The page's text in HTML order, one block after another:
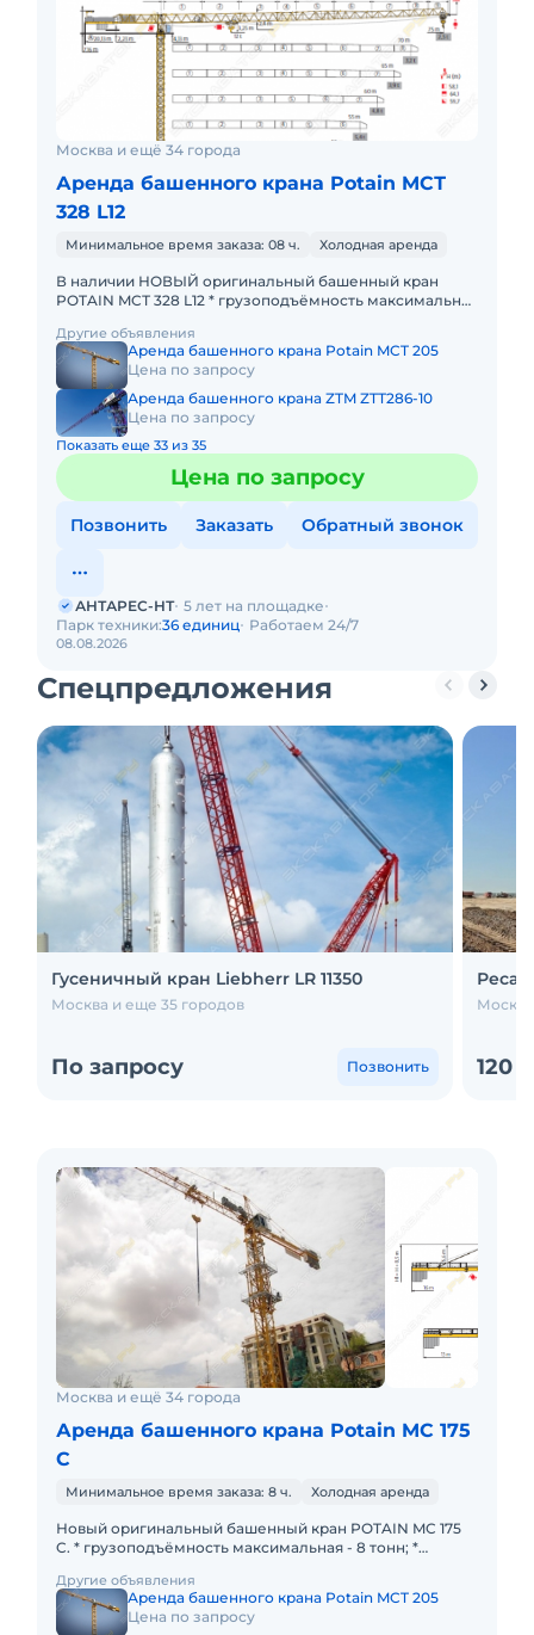
Москва и ещё 34 города
Аренда башенного крана Potain MCТ
328 L12
Минимальное время заказа: 08 ч. Холодная аренда
В наличии НОВЫЙ оригинальный башенный кран
POTAIN MCТ 328 L12 * грузоподъёмность максимальная
грузоподъ
Другие объявления
Аренда башенного крана Potain MCT 205
Цена по запросу
Аренда башенного крана ZTM ZTT286-10
Цена по запросу
Показать еще 33 из 35
Цена по запросу
Позвонить Заказать Обратный звонок
08.08.2026
АНТАРЕС-НТ 5 лет на площадке
Парк техники:36 единиц Работаем 24/7
Спецпредложения
Гусеничный кран Liebherr LR 11350
Москва и еще 35 городов
По запросу Позвонить 120
Москва и ещё 34 города
Аренда башенного крана Potain MC 175
С
Минимальное время заказа: 8 ч. Холодная аренда
Новый оригинальный башенный кран POTAIN MC 175
C. * грузоподъёмность максимальная - 8 тонн; *
стрелы -
Другие объявления
Аренда башенного крана Potain MCT 205
Цена по запросу